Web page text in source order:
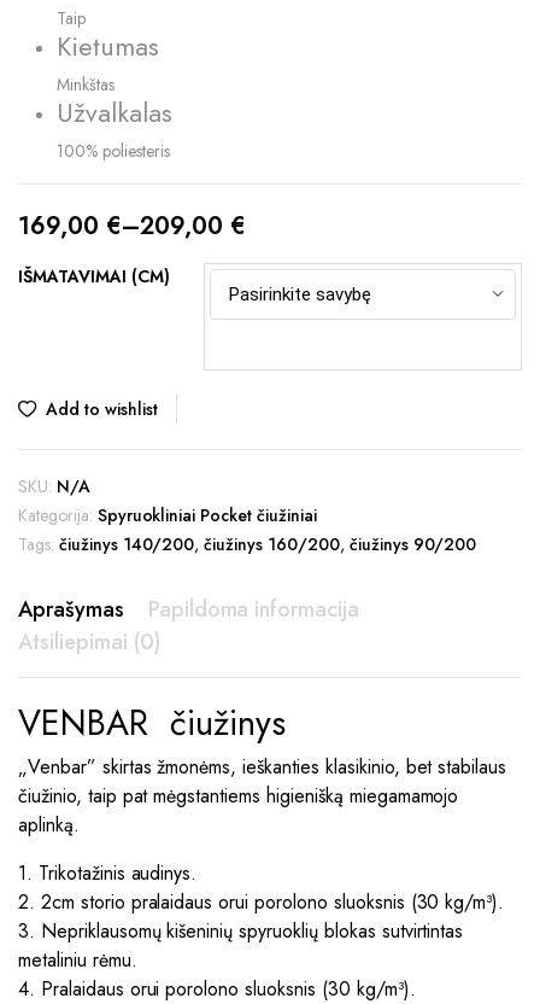
Taip
Kietumas
Minkštas
Užvalkalas
100% poliesteris
169,00 €–209,00 €
Price
209,00 €
IŠMATAVIMAI (CM)
Add to wishlist
SKU: N/A
Kategorija: Spyruokliniai Pocket čiužiniai
Tags: čiužinys 140/200,čiužinys 160/200, čiužinys 90/200
Aprašymas
Papildoma informacija
Atsiliepimai (0)
VENBAR čiužinys
„Venbar” skirtas žmonėms, ieškanties klasikinio, bet stabilaus
čiužinio, taip pat mėgstantiems higienišką miegamamojo
aplinką.
1. Trikotažinis audinys.
2. 2cm storio pralaidaus orui porolono sluoksnis (30 kg/m³).
3. Nepriklausomų kišeninių spyruoklių blokas sutvirtintas
metaliniu rėmu.
4. Pralaidaus orui porolono sluoksnis (30 kg/m³).